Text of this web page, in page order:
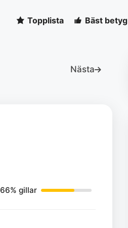
Topplista Bäst betyg
Nästa
66% gillar